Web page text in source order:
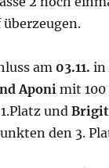
am 03.11. in
Aponi mit
und
den 3.